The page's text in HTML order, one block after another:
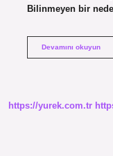
Bilinmeyen bir
Devamını okuyunBağ
https://yurek.com.tr